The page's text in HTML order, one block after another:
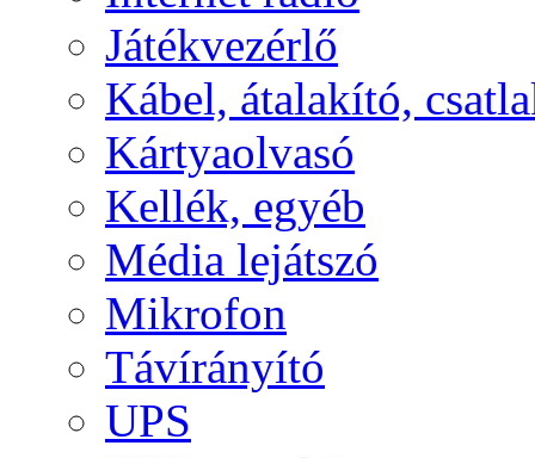
Játékvezérlő
Kábel, átalakító,
Kártyaolvasó
Kellék, egyéb
Média lejátszó
Mikrofon
Távírányító
UPS